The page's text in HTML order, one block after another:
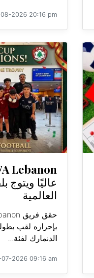
2026 20:16 pm
العالمية
الدنمارك لفئة...
2026 09:16 am